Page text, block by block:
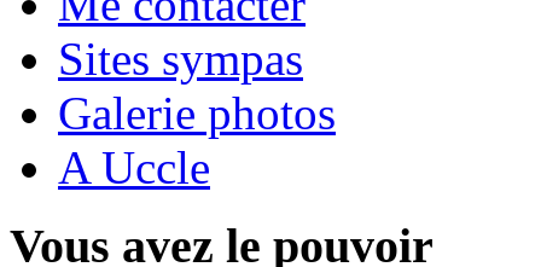
Sites sympas
Galerie photos
A Uccle
Vous avez le pouvoir